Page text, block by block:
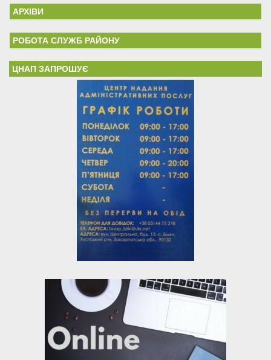
АРХІВИ
РОБОТА СЛУЖБ РАЙОНУ
ЦНАП ЗАПРОШУЄ